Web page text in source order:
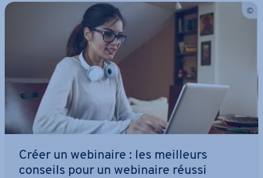
Créer un webinaire : les meilleurs
conseils pour un webinaire réussi